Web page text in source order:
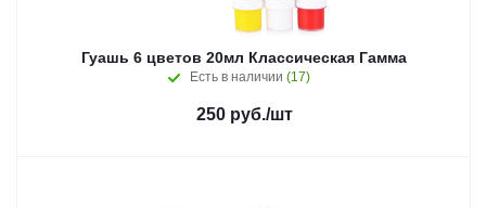
Гуашь 6 цветов 20мл Классическая Гамма
Есть в наличии (17)
250руб./шт